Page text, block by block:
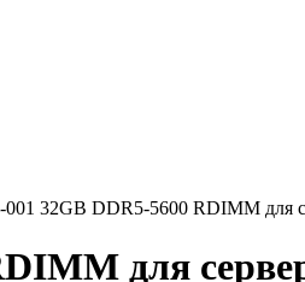
32GB DDR5-5600 RDIMM для
для